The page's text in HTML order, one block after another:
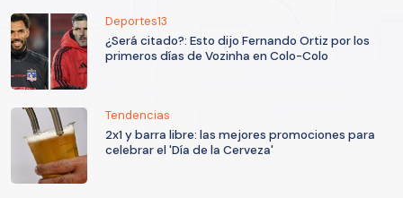
Deportes13
¿Será citado?: Esto dijo Fernando Ortiz por los
primeros días de Vozinha en Colo-Colo
Tendencias
2x1 y barra libre: las mejores promociones para
celebrar el 'Día de la Cerveza'